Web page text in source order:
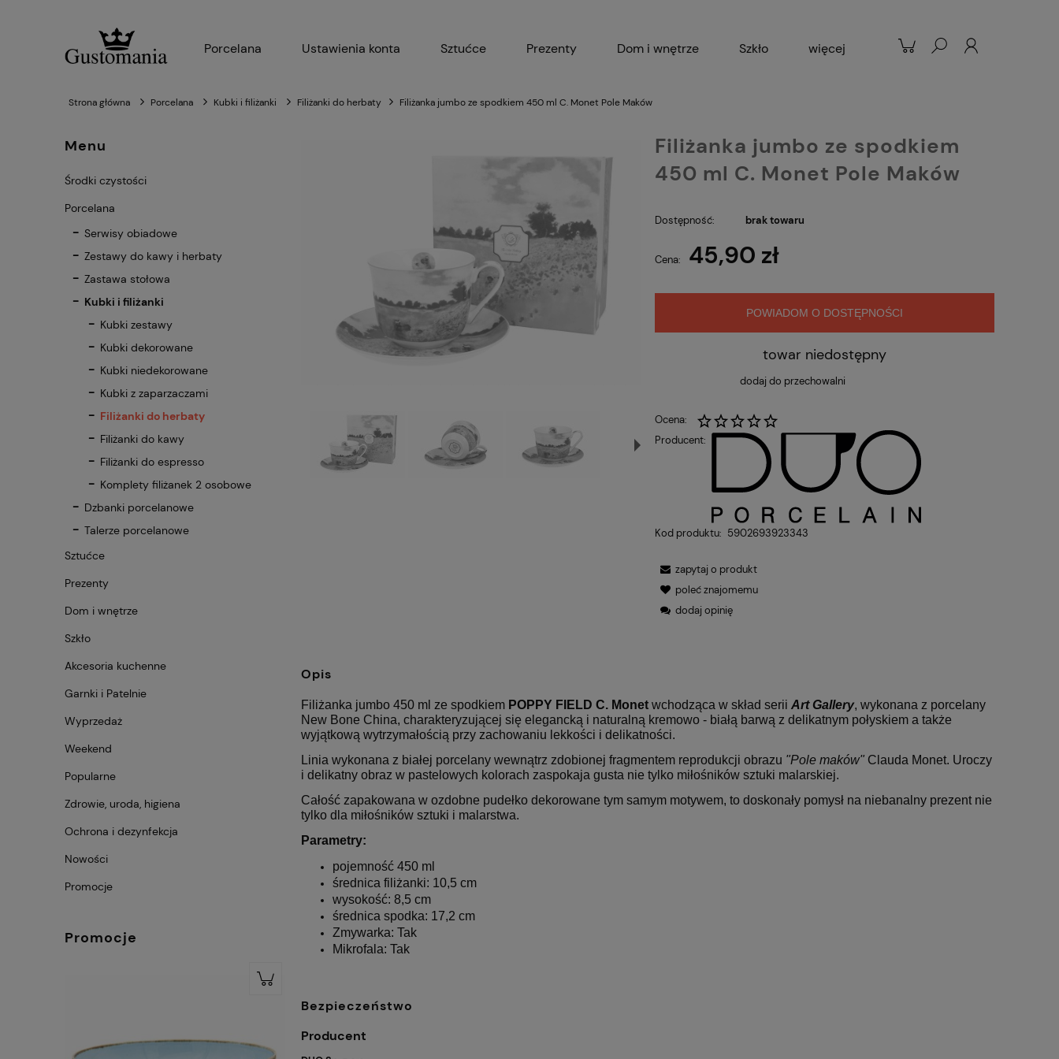
Porcelana Ustawienia konta Sztućce Prezenty Dom i wnętrze Szkło więcej
Strona główna Porcelana Kubki i filiżanki Filiżanki do herbaty Filiżanka jumbo ze spodkiem 450 ml C. Monet Pole Maków
Menu
Środki czystości
Porcelana
Serwisy obiadowe
Zestawy do kawy i herbaty
Zastawa stołowa
Kubki i filiżanki
Kubki zestawy
Kubki dekorowane
Kubki niedekorowane
Kubki z zaparzaczami
Filiżanki do herbaty
Filiżanki do kawy
Filiżanki do espresso
Komplety filiżanek 2 osobowe
Dzbanki porcelanowe
Talerze porcelanowe
Sztućce
Prezenty
Dom i wnętrze
Szkło
Akcesoria kuchenne
Garnki i Patelnie
Wyprzedaż
Weekend
Popularne
Zdrowie, uroda, higiena
Ochrona i dezynfekcja
Nowości
Promocje
Promocje
Filiżanka jumbo ze spodkiem
450 ml C. Monet Pole Maków
Dostępność: brak towaru
Cena: 45,90 zł
POWIADOM O DOSTĘPNOŚCI
towar niedostępny
dodaj do przechowalni
Ocena:
Producent:
Kod produktu: 5902693923343
zapytaj o produkt
poleć znajomemu
dodaj opinię
Opis
Filiżanka jumbo 450 ml ze spodkiem POPPY FIELD C. Monet wchodząca w skład serii Art Gallery, wykonana z porcelany
New Bone China, charakteryzującej się elegancką i naturalną kremowo - białą barwą z delikatnym połyskiem a także
wyjątkową wytrzymałością przy zachowaniu lekkości i delikatności.
Linia wykonana z białej porcelany wewnątrz zdobionej fragmentem reprodukcji obrazu "Pole maków" Clauda Monet. Uroczy
i delikatny obraz w pastelowych kolorach zaspokaja gusta nie tylko miłośników sztuki malarskiej.
Całość zapakowana w ozdobne pudełko dekorowane tym samym motywem, to doskonały pomysł na niebanalny prezent nie
tylko dla miłośników sztuki i malarstwa.
Parametry:
pojemność 450 ml
średnica filiżanki: 10,5 cm
wysokość: 8,5 cm
średnica spodka: 17,2 cm
Zmywarka: Tak
Mikrofala: Tak
Bezpieczeństwo
Producent